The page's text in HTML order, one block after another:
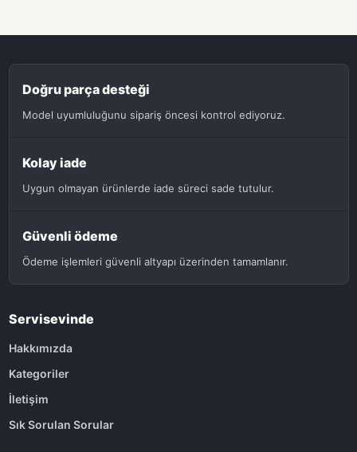
Doğru parça desteği
Model uyumluluğunu sipariş öncesi kontrol ediyoruz.
Kolay iade
Uygun olmayan ürünlerde iade süreci sade tutulur.
Güvenli ödeme
Ödeme işlemleri güvenli altyapı üzerinden tamamlanır.
Servisevinde
Hakkımızda
Kategoriler
İletişim
Sık Sorulan Sorular